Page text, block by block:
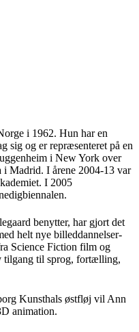
i 1962. Hun har en
sig og er repræsenteret på en
i New York over
Madrid. I årene 2004-13 var
I 2005
benytter, har gjort det
helt nye billeddannelser-
Science Fiction film og
tilgang til sprog, fortælling,
Kunsthals østfløj vil Ann
animation.